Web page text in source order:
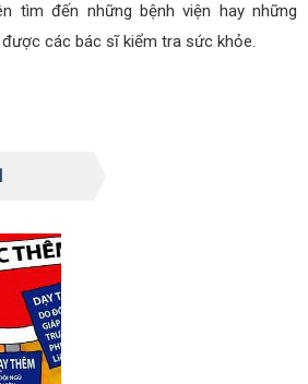
tìm đến những bệnh viện hay những
các bác sĩ kiểm tra sức khỏe.